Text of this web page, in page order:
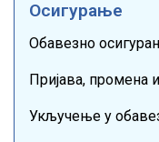
Осигурање
Обавезно
Пријава, промена
Укључење у